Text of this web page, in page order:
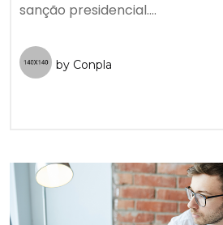
sanção presidencial....
by Conpla